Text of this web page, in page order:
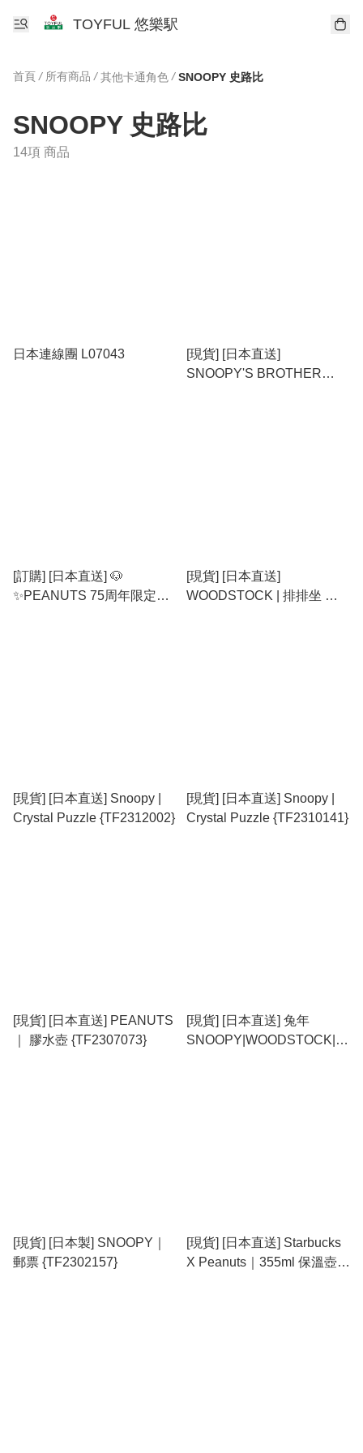
TOYFUL 悠樂駅
首頁 / 所有商品 / 其他卡通角色 / SNOOPY 史路比
SNOOPY 史路比
14項 商品
日本連線團 L07043
[現貨] [日本直送]
SNOOPY'S BROTHER
[訂購] [日本直送] 🐶
✨PEANUTS 75周年限定
[現貨] [日本直送]
WOODSTOCK | 排排坐 ｜
[現貨] [日本直送] Snoopy |
Crystal Puzzle {TF2312002}
[現貨] [日本直送] Snoopy |
Crystal Puzzle {TF2310141}
[現貨] [日本直送] PEANUTS
｜ 膠水壺 {TF2307073}
[現貨] [日本直送] 兔年
SNOOPY|WOODSTOCK|毛
[現貨] [日本製] SNOOPY｜
郵票 {TF2302157}
[現貨] [日本直送] Starbucks
X Peanuts｜355ml 保溫壺